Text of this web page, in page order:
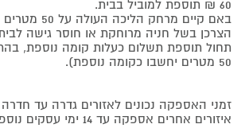
60 ₪ תוספת למוביל בבית.
באם קיים מרחק
הצרכן בשל חניה מרוחקת או חוסר גישה
תחול תוספת תשלום כעלות קומה נוספת,
50 מטרים יחשבו כקומה נוספת).
זמני האספקה נכונים לאזורים גדרה עד חדרה
איזורים אחרים אספקה עד 14 ימי עסקים נוספים